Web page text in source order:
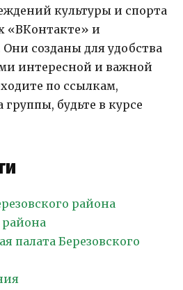
культуры и спорта
«ВКонтакте» и
созданы для удобства
интересной и важной
по ссылкам,
будьте в курсе
района
района
палата Березовского